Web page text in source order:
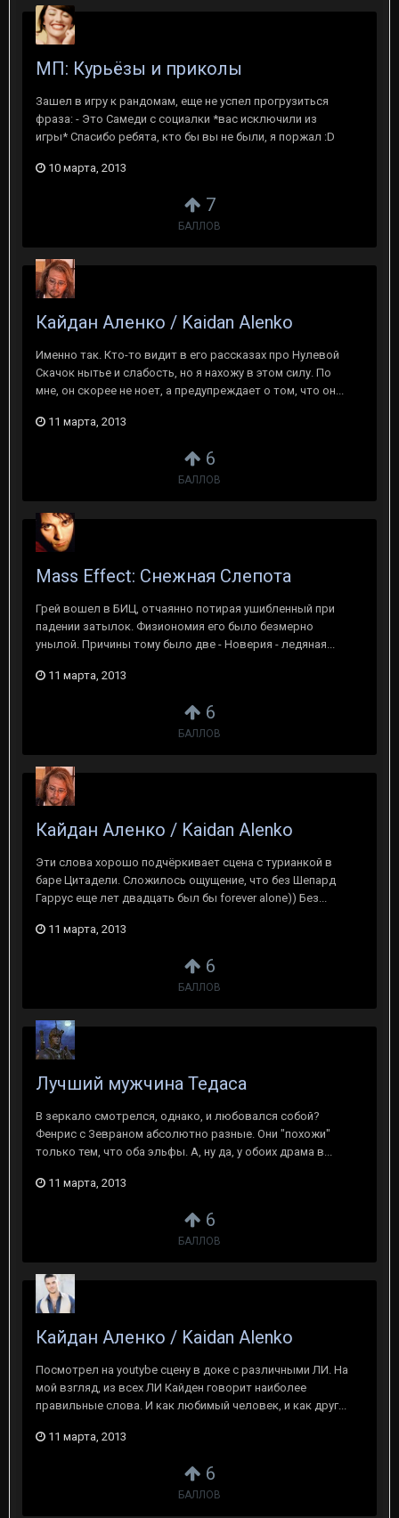
7
БАЛЛОВ
МП: Курьёзы и приколы
Зашел в игру к рандомам, еще не успел прогрузиться
фраза: - Это Самеди с социалки *вас исключили из
игры* Спасибо ребята, кто бы вы не были, я поржал :D
10 марта, 2013
6
БАЛЛОВ
Кайдан Аленко / Kaidan Alenko
Именно так. Кто-то видит в его рассказах про Нулевой
Скачок нытье и слабость, но я нахожу в этом силу. По
мне, он скорее не ноет, а предупреждает о том, что он...
11 марта, 2013
6
БАЛЛОВ
Mass Effect: Снежная Слепота
Грей вошел в БИЦ, отчаянно потирая ушибленный при
падении затылок. Физиономия его было безмерно
унылой. Причины тому было две - Новерия - ледяная...
11 марта, 2013
6
БАЛЛОВ
Кайдан Аленко / Kaidan Alenko
Эти слова хорошо подчёркивает сцена с турианкой в
баре Цитадели. Сложилось ощущение, что без Шепард
Гаррус еще лет двадцать был бы forever alone)) Без...
11 марта, 2013
6
БАЛЛОВ
Лучший мужчина Тедаса
В зеркало смотрелся, однако, и любовался собой?
Фенрис с Зевраном абсолютно разные. Они "похожи"
только тем, что оба эльфы. А, ну да, у обоих драма в...
11 марта, 2013
6
БАЛЛОВ
Кайдан Аленко / Kaidan Alenko
Посмотрел на youtybe сцену в доке с различными ЛИ. На
мой взгляд, из всех ЛИ Кайден говорит наиболее
правильные слова. И как любимый человек, и как друг...
11 марта, 2013